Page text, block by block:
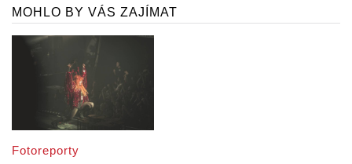
MOHLO BY VÁS ZAJÍMAT
Fotoreporty